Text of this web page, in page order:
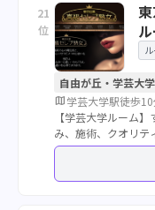
21
位
自由が丘・学芸大学
map学芸大学駅徒歩
【学芸大学ルーム
み、施術、クオリテ